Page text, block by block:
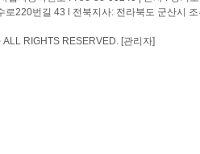
로220번길 43 l 전북지사: 전라북도 군산시
RIGHTS RESERVED. [관리자]